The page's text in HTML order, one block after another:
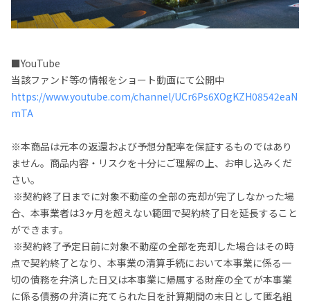
■YouTube
当該ファンド等の情報をショート動画にて公開中
https://www.youtube.com/channel/UCr6Ps6XOgKZH08542eaN
mTA
※本商品は元本の返還および予想分配率を保証するものではあり
ません。商品内容・リスクを十分にご理解の上、お申し込みくだ
さい。
※契約終了日までに対象不動産の全部の売却が完了しなかった場
合、本事業者は3ヶ月を超えない範囲で契約終了日を延長すること
ができます。
※契約終了予定日前に対象不動産の全部を売却した場合はその時
点で契約終了となり、本事業の清算手続において本事業に係る一
切の債務を弁済した日又は本事業に帰属する財産の全てが本事業
に係る債務の弁済に充てられた日を計算期間の末日として匿名組